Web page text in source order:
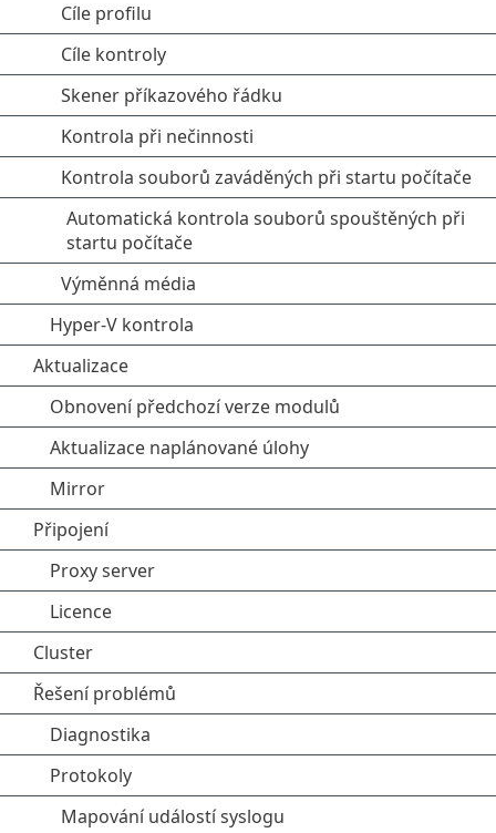
Cíle profilu
Cíle kontroly
Skener příkazového řádku
Kontrola při nečinnosti
Kontrola souborů zaváděných při startu počítače
Automatická kontrola souborů spouštěných při
startu počítače
Výměnná média
Hyper-V kontrola
Aktualizace
Obnovení předchozí verze modulů
Aktualizace naplánované úlohy
Mirror
Připojení
Proxy server
Licence
Cluster
Řešení problémů
Diagnostika
Protokoly
Mapování událostí syslogu